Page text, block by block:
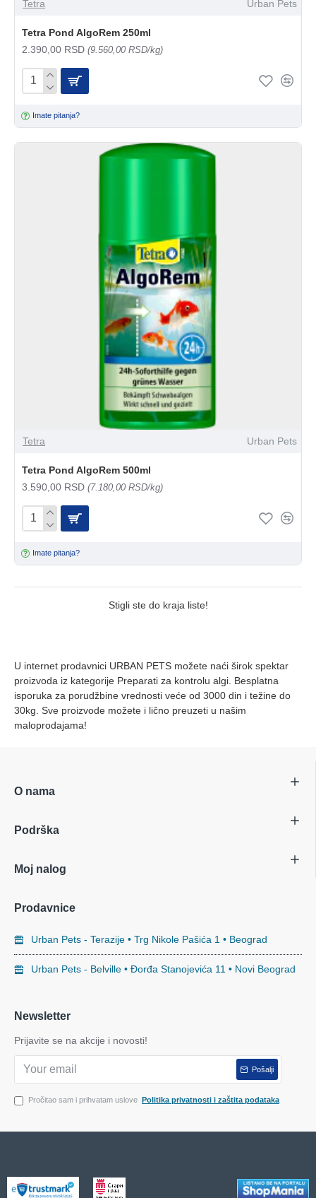
Tetra Urban Pets
Tetra Pond AlgoRem 250ml
2.390,00 RSD (9.560,00 RSD/kg)
Imate pitanja?
Tetra Urban Pets
Tetra Pond AlgoRem 500ml
3.590,00 RSD (7.180,00 RSD/kg)
Imate pitanja?
Stigli ste do kraja liste!
U internet prodavnici URBAN PETS možete naći širok spektar
proizvoda iz kategorije Preparati za kontrolu algi. Besplatna
isporuka za porudžbine vrednosti veće od 3000 din i težine do
30kg. Sve proizvode možete i lično preuzeti u našim
maloprodajama!
O nama
Podrška
Moj nalog
Prodavnice
Urban Pets - Terazije • Trg Nikole Pašića 1 • Beograd
Urban Pets - Belville • Đorđa Stanojevića 11 • Novi Beograd
Newsletter
Prijavite se na akcije i novosti!
Pošalji
Pročitao sam i prihvatam uslove Politika privatnosti i zaštita podataka